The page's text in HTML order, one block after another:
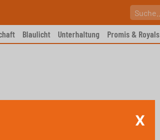
Blaulicht Unterhaltung Promis & Royals
X